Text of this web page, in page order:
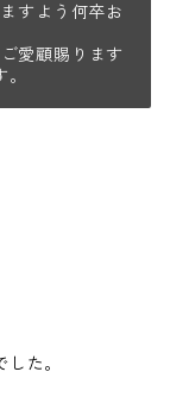
すよう何卒お
愛顧賜ります
た。